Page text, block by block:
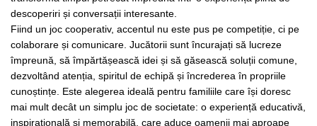
descoperiri și conversații interesante.
Fiind un joc cooperativ, accentul nu este pus pe competiție, ci pe
colaborare și comunicare. Jucătorii sunt încurajați să lucreze
împreună, să împărtășească idei și să găsească soluții comune,
dezvoltând atenția, spiritul de echipă și încrederea în propriile
cunoștințe. Este alegerea ideală pentru familiile care își doresc
mai mult decât un simplu joc de societate: o experiență educativă,
inspirațională și memorabilă, care aduce oamenii mai aproape